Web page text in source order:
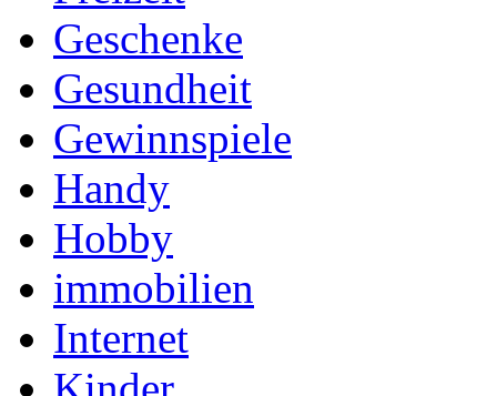
Geschenke
Gesundheit
Gewinnspiele
Handy
Hobby
immobilien
Internet